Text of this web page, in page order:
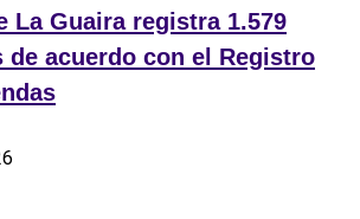
La Guaira registra 1.579
de acuerdo con el Registro